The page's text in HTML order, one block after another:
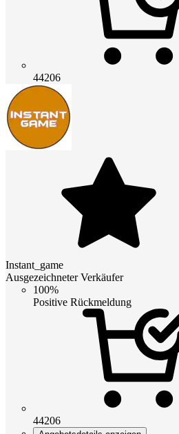
44206
Instant_game
Ausgezeichneter Verkäufer
100%
Positive Rückmeldung
44206